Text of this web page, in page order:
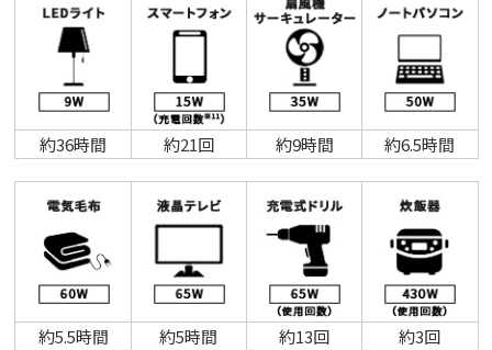
約36時間 約21回 約9時間 約6.5時間
約5.5時間 約5時間 約13回 約3回